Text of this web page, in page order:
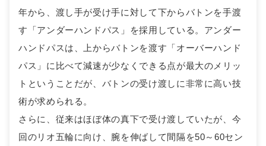
年から、渡し手が受け手に対して下からバトンを手渡
す「アンダーハンドパス」を採用している。アンダー
ハンドパスは、上からバトンを渡す「オーバーハンド
パス」に比べて減速が少なくできる点が最大のメリッ
トということだが、バトンの受け渡しに非常に高い技
術が求められる。
さらに、従来はほぼ体の真下で受け渡していたが、今
回のリオ五輪に向け、腕を伸ばして間隔を50～60セン